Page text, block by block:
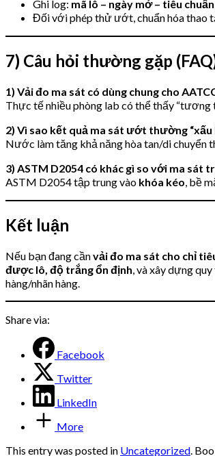
Ghi log: mã lô – ngày mở – tiêu
Đối với phép thử ướt, chuẩn hóa thao
7) Câu hỏi thường gặp
1) Vải đo ma sát có dùng chung cho
Thực tế nhiều phòng lab có thể thấy “tương
2) Vì sao kết quả ma sát ướt thường “xấu
Nước làm tăng khả năng hòa tan/di chuyển
3) ASTM D2054 có khác gì so với ma sát
ASTM D2054 tập trung vào khóa kéo, bề
Kết luận
Nếu bạn đang cầnvải đo ma sát cho chỉ
được lô, độ trắng ổn định , và xây dựng
hàng/nhãn hàng.
Share via:
Facebook
Twitter
LinkedIn
More
This entry was posted in Uncategorized .